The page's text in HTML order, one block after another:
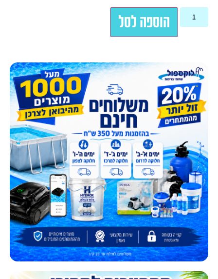
הוספה לסל